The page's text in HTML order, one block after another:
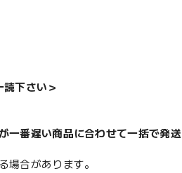
読下さい＞
番遅い商品に合わせて一括で発送
場合があります。